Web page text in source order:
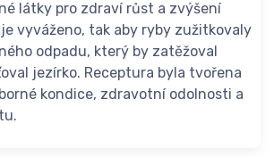
látky pro zdraví růst a zvýšení
vyváženo, tak aby ryby zužitkovaly
odpadu, který by zatěžoval
jezírko. Receptura byla tvořena
kondice, zdravotní odolnosti a